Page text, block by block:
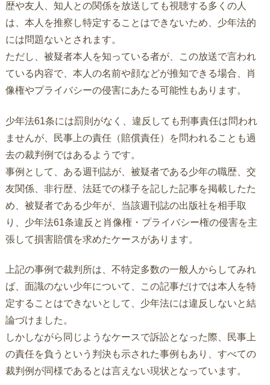
歴や友人、知人との関係を放送しても視聴する多くの人
は、本人を推察し特定することはできないため、少年法的
には問題ないとされます。
ただし、被疑者本人を知っている者が、この放送で言われ
ている内容で、本人の名前や顔などが推知できる場合、肖
像権やプライバシーの侵害にあたる可能性もあります。
少年法61条には罰則がなく、違反しても刑事責任は問われ
ませんが、民事上の責任（賠償責任）を問われることも過
去の裁判例ではあるようです。
事例として、ある週刊誌が、被疑者である少年の職歴、交
友関係、非行歴、法廷での様子を記した記事を掲載したた
め、被疑者である少年が、当該週刊誌の出版社を相手取
り、少年法61条違反と肖像権・プライバシー権の侵害を主
張して損害賠償を求めたケースがあります。
上記の事例で裁判所は、不特定多数の一般人からしてみれ
ば、面識のない少年について、この記事だけでは本人を特
定することはできないとして、少年法には違反しないと結
論づけました。
しかしながら同じようなケースで訴訟となった際、民事上
の責任を負うという判決も示された事例もあり、すべての
裁判例が同様であるとは言えない現状となっています。